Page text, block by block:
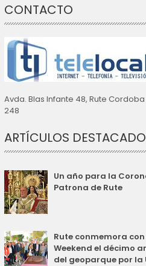
CONTACTO
Avda. Blas Infante 48, Rute
248
ARTÍCULOS
Un año para la
Patrona de Rute
Rute conmemora
Weekend el décimo
del geoparque por la